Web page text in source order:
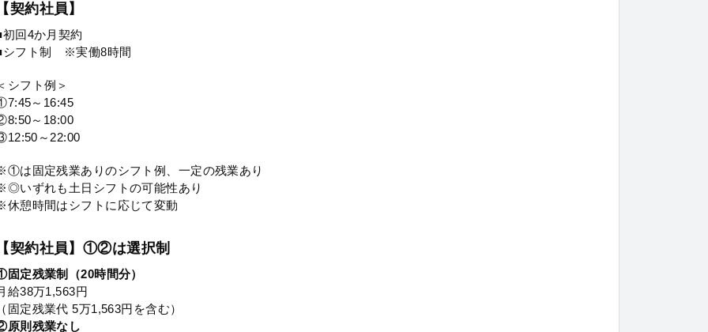
契約社員】
初回4か月契約
シフト制 ※実働8時間
シフト例＞
～16:45
～18:00
～22:00
は固定残業ありのシフト例、一定の残業あり
いずれも土日シフトの可能性あり
休憩時間はシフトに応じて変動
契約社員】①②は選択制
固定残業制（20時間分）
給38万1,563円
固定残業代 5万1,563円を含む）
原則残業なし